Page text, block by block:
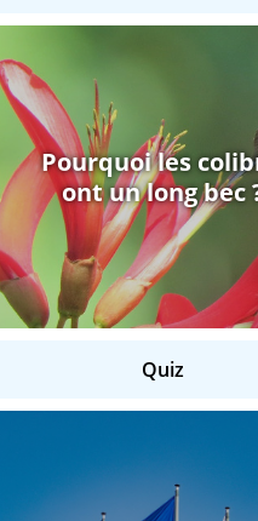
Pourquoi les
ont un long bec
Quiz